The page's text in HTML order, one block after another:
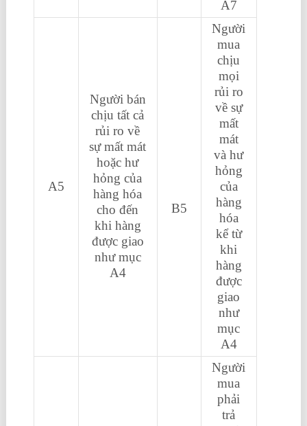
A7
A5
Người bán
chịu tất cả
rủi ro về
sự mất mát
hoặc hư
hỏng của
hàng hóa
cho đến
khi hàng
được giao
như mục
A4
B5
Người
mua
chịu
mọi
rủi ro
về sự
mất
mát
và hư
hỏng
của
hàng
hóa
kể từ
khi
hàng
được
giao
như
mục
A4
Người
mua
phải
trả